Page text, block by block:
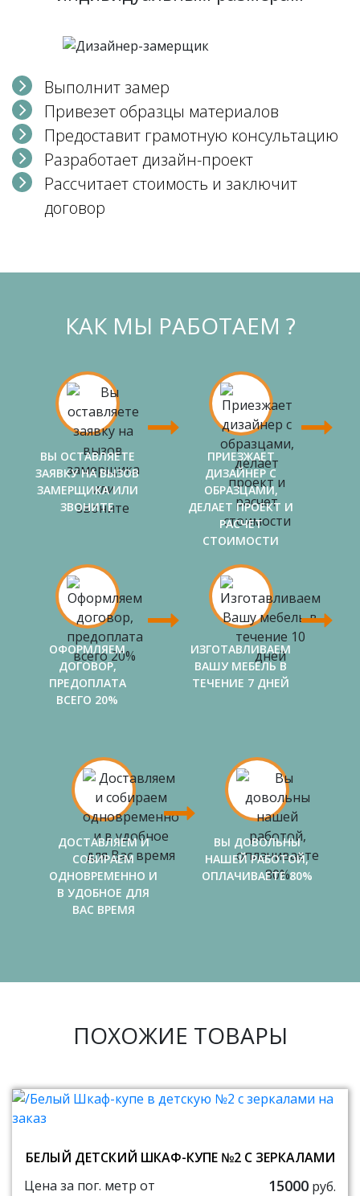
Выполнит замер
Привезет образцы материалов
Предоставит грамотную консультацию
Разработает дизайн-проект
Рассчитает стоимость и заключит
договор
КАК МЫ РАБОТАЕМ ?
ВЫ ОСТАВЛЯЕТЕ
ЗАЯВКУ НА ВЫЗОВ
ЗАМЕРЩИКА ИЛИ
ЗВОНИТЕ
ПРИЕЗЖАЕТ
ДИЗАЙНЕР С
ОБРАЗЦАМИ,
ДЕЛАЕТ ПРОЕКТ И
РАСЧЕТ
СТОИМОСТИ
ОФОРМЛЯЕМ
ДОГОВОР,
ПРЕДОПЛАТА
ВСЕГО 20%
ИЗГОТАВЛИВАЕМ
ВАШУ МЕБЕЛЬ В
ТЕЧЕНИЕ 7 ДНЕЙ
ДОСТАВЛЯЕМ И
СОБИРАЕМ
ОДНОВРЕМЕННО И
В УДОБНОЕ ДЛЯ
ВАС ВРЕМЯ
ВЫ ДОВОЛЬНЫ
НАШЕЙ РАБОТОЙ,
ОПЛАЧИВАЕТЕ 80%
ПОХОЖИЕ ТОВАРЫ
БЕЛЫЙ ДЕТСКИЙ ШКАФ-КУПЕ №2 С ЗЕРКАЛАМИ
Цена за пог. метр от
15000 руб.